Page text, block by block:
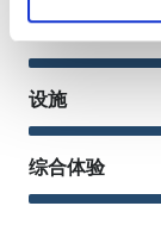
干净
设施
综合体验